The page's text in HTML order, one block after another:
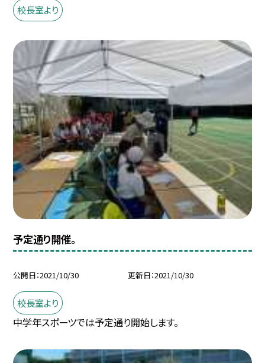
校長室より
予定通り開催。
公開日 2021/10/30 更新日 2021/10/30
校長室より
中学年スポーツでは予定通り開始します。